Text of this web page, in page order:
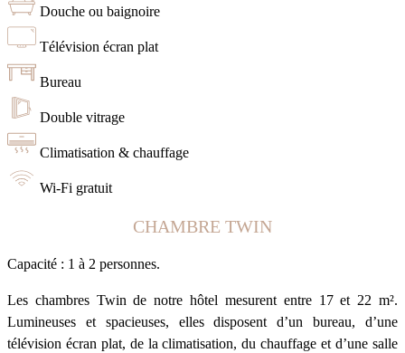
Douche ou baignoire
Télévision écran plat
Bureau
Double vitrage
Climatisation & chauffage
Wi-Fi gratuit
CHAMBRE TWIN
Capacité : 1 à 2 personnes.
Les chambres Twin de notre hôtel mesurent entre 17 et 22 m².
Lumineuses et spacieuses, elles disposent d’un bureau, d’une
télévision écran plat, de la climatisation, du chauffage et d’une salle